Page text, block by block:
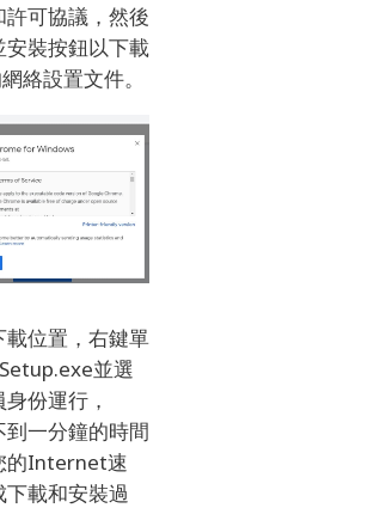
可協議，然後
安裝按鈕以下載
絡設置文件。
載位置，右鍵單
並選
份運行，
一分鐘的時間
的Internet速
下載和安裝過